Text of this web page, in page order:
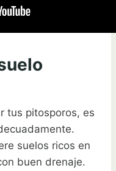
tus pitosporos, es
suelos ricos en
buen drenaje.